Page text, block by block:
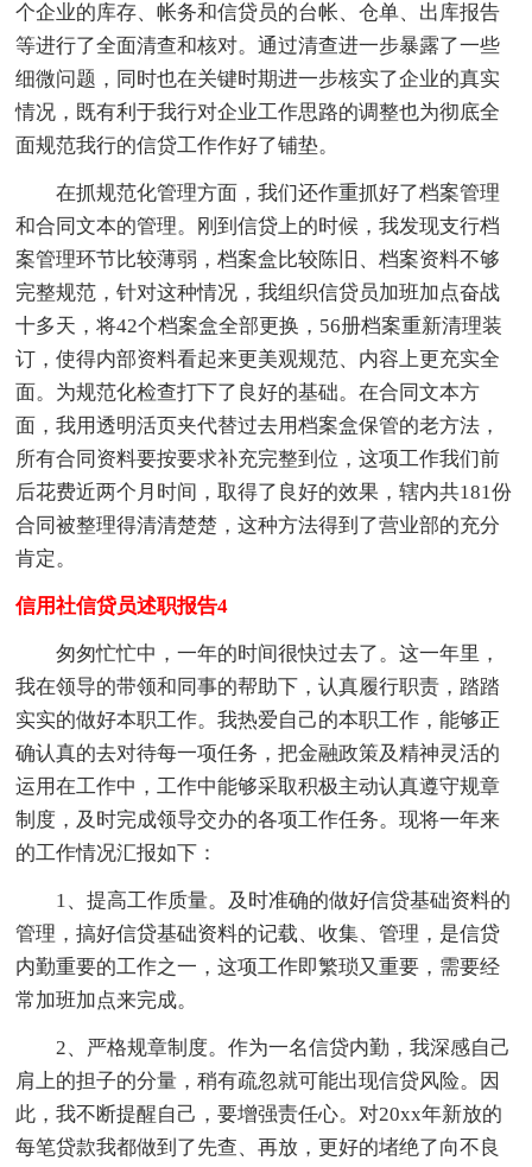
个企业的库存、帐务和信贷员的台帐、仓单、出库报告
等进行了全面清查和核对。通过清查进一步暴露了一些
细微问题，同时也在关键时期进一步核实了企业的真实
情况，既有利于我行对企业工作思路的调整也为彻底全
面规范我行的信贷工作作好了铺垫。
在抓规范化管理方面，我们还作重抓好了档案管理
和合同文本的管理。刚到信贷上的时候，我发现支行档
案管理环节比较薄弱，档案盒比较陈旧、档案资料不够
完整规范，针对这种情况，我组织信贷员加班加点奋战
十多天，将42个档案盒全部更换，56册档案重新清理装
订，使得内部资料看起来更美观规范、内容上更充实全
面。为规范化检查打下了良好的基础。在合同文本方
面，我用透明活页夹代替过去用档案盒保管的老方法，
所有合同资料要按要求补充完整到位，这项工作我们前
后花费近两个月时间，取得了良好的效果，辖内共181份
合同被整理得清清楚楚，这种方法得到了营业部的充分
肯定。
信用社信贷员述职报告4
匆匆忙忙中，一年的时间很快过去了。这一年里，
我在领导的带领和同事的帮助下，认真履行职责，踏踏
实实的做好本职工作。我热爱自己的本职工作，能够正
确认真的去对待每一项任务，把金融政策及精神灵活的
运用在工作中，工作中能够采取积极主动认真遵守规章
制度，及时完成领导交办的各项工作任务。现将一年来
的工作情况汇报如下：
1、提高工作质量。及时准确的做好信贷基础资料的
管理，搞好信贷基础资料的记载、收集、管理，是信贷
内勤重要的工作之一，这项工作即繁琐又重要，需要经
常加班加点来完成。
2、严格规章制度。作为一名信贷内勤，我深感自己
肩上的担子的分量，稍有疏忽就可能出现信贷风险。因
此，我不断提醒自己，要增强责任心。对20xx年新放的
每笔贷款我都做到了先查、再放，更好的堵绝了向不良